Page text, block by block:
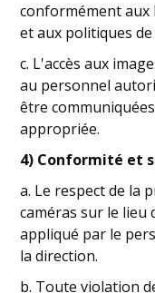
conformément aux
et aux politiques
c. L'accès aux
au personnel
être
appropriée.
4) Conformité et
a. Le respect de la
caméras sur le lieu
appliqué par le
la direction.
b. Toute violation